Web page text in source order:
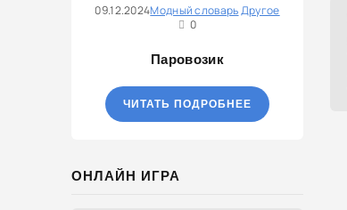
09.12.2024Модный словарьДругое
0
Паровозик
ЧИТАТЬ ПОДРОБНЕЕ
ОНЛАЙН ИГРА